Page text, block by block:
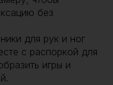
без
для рук и ног
с распоркой для
игры и